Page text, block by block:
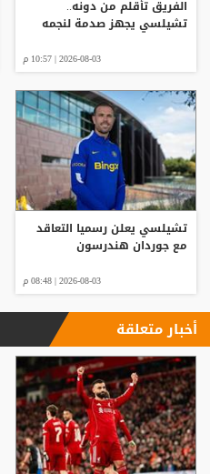
الفريق تأقلم من دونه..
تشيلسي يجهز صدمة لنجمه
2026-08-03 | 10:57 م
تشيلسي يعلن رسميا التعاقد
مع جوردان هندرسون
2026-08-03 | 08:48 م
أخبار متعلقة